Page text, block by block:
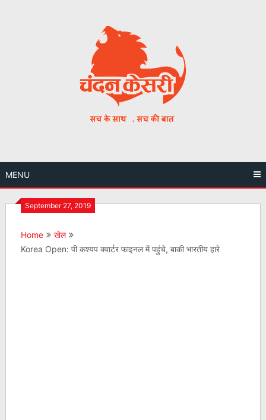
MENU
September 27, 2019
Home
खेल
Korea Open: पी कश्यप क्वार्टर फाइनल में पहुंचे, बाकी भारतीय हारे